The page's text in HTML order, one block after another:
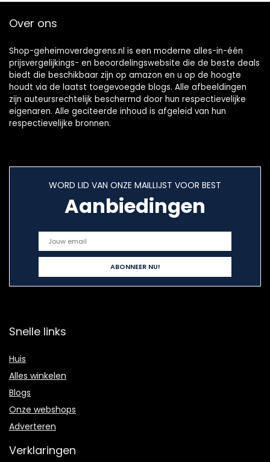
Over ons
Shop-geheimoverdegrens.nl is een moderne alles-in-één
prijsvergelijkings- en beoordelingswebsite die de beste deals
biedt die beschikbaar zijn op amazon en u op de hoogte
houdt via de laatst toegevoegde blogs. Alle afbeeldingen
zijn auteursrechtelijk beschermd door hun respectievelijke
eigenaren. Alle geciteerde inhoud is afgeleid van hun
respectievelijke bronnen.
WORD LID VAN ONZE MAILLIJST VOOR BEST
Aanbiedingen
Snelle links
Huis
Alles winkelen
Blogs
Onze webshops
Adverteren
Verklaringen